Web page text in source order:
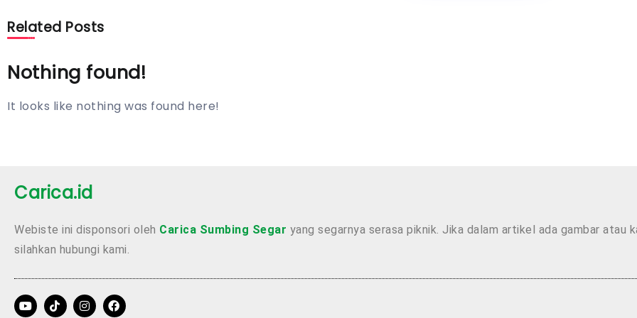
Related Posts
Nothing found!
It looks like nothing was found here!
Carica.id
Webiste ini disponsori oleh Carica Sumbing Segar yang segarnya serasa piknik. Jika dalam artikel ada gambar atau
silahkan hubungi kami.